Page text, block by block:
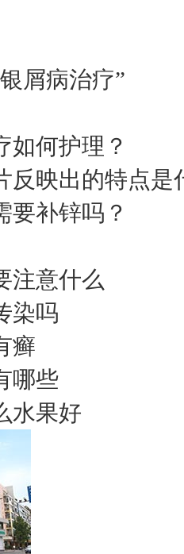
屑病治疗”
如何护理？
反映出的特点是
要补锌吗？
注意什么
染吗
癣
哪些
水果好